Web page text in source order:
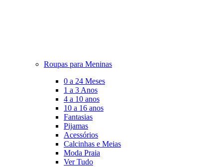
Roupas para Meninas
0 a 24 Meses
1 a 3 Anos
4 a 10 anos
10 a 16 anos
Fantasias
Pijamas
Acessórios
Calcinhas e Meias
Moda Praia
Ver Tudo